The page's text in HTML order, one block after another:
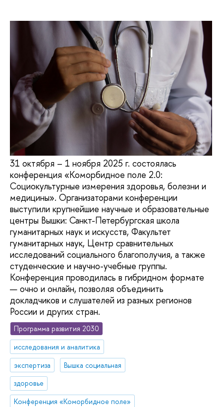
31 октября – 1 ноября 2025 г. состоялась
конференция «Коморбидное поле 2.0:
Социокультурные измерения здоровья, болезни и
медицины». Организаторами конференции
выступили крупнейшие научные и образовательные
центры Вышки: Санкт-Петербургская школа
гуманитарных наук и искусств, Факультет
гуманитарных наук, Центр сравнительных
исследований социального благополучия, а также
студенческие и научно-учебные группы.
Конференция проводилась в гибридном формате
— очно и онлайн, позволяя объединить
докладчиков и слушателей из разных регионов
России и других стран.
Программа развития 2030
исследования и аналитика
экспертиза
Вышка социальная
здоровье
Конференция «Коморбидное поле»